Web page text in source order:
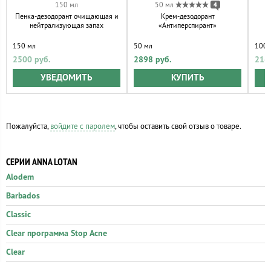
150 мл
Пенка-дезодорант очищающая и
нейтрализующая запах
150 мл
2500 руб.
УВЕДОМИТЬ
50 мл 4
Крем-дезодорант
«Антиперспирант»
50 мл
2898 руб.
КУПИТЬ
100
Пожалуйста, войдите с паролем, чтобы оставить свой отзыв о товаре.
СЕРИИ ANNA LOTAN
Alodem
Barbados
Classic
Clear программа Stop Acne
Clear